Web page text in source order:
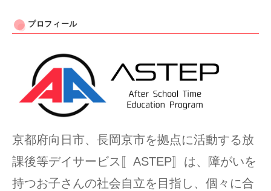
プロフィール
京都府向日市、長岡京市を拠点に活動する放
課後等デイサービス〚ASTEP〛は、障がいを
持つお子さんの社会自立を目指し、個々に合